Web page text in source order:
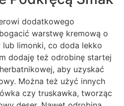
dodatkowego
warstwę kremową o
limonki, co doda lekko
dodaję też odrobinę startej
aby uzyskać
Można też użyć innych
czy truskawka, tworząc